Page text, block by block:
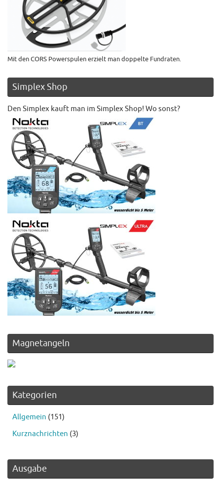
Mit den CORS Powerspulen erzielt man doppelte Fundraten.
Simplex Shop
Den Simplex kauft man im Simplex Shop! Wo sonst?
Magnetangeln
Kategorien
Allgemein (151)
Kurznachrichten (3)
Ausgabe